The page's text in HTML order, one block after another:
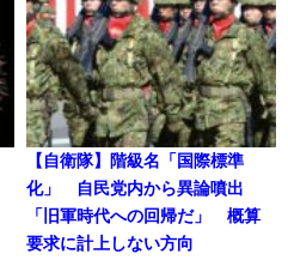
【自衛隊】階級名「国際標準
化」 自民党内から異論噴出
「旧軍時代への回帰だ」 概算
要求に計上しない方向